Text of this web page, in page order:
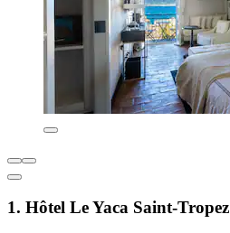
1. Hôtel Le Yaca Saint-Tropez